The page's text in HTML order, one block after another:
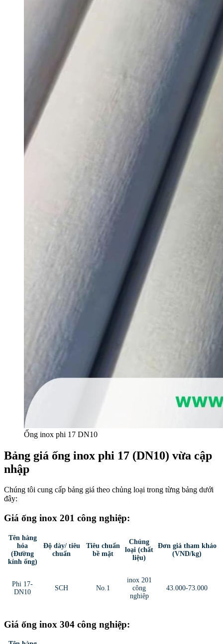
Ống inox phi 17 DN10
Bảng giá ống inox phi 17 (DN10) vừa cập
nhập
Chúng tôi cung cấp bảng giá theo chủng loại trong từng bảng dưới
đây:
Giá ống inox 201 công nghiệp:
Tên hàng
hóa
(Đường
kính ống)
Độ dày/ tiêu
chuẩn
Tiêu chuẩn
bề mặt
Chủng
loại (chất
liệu)
Đơn giá tham khảo
(VND/kg)
Phi 17-
DN10
SCH No.1
inox 201
công
nghiệp
43.000-73.000
Giá ống inox 304 công nghiệp: